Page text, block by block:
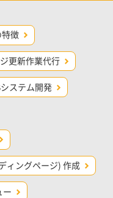
徴
更新作業代行
ステム開発
ィングページ) 作成
ー